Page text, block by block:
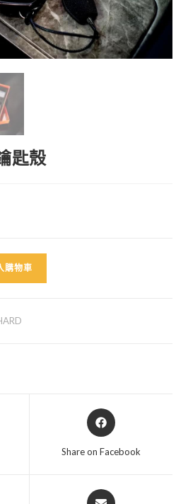
匙殼
購物車
Opens
in
Share on Facebook
Opens